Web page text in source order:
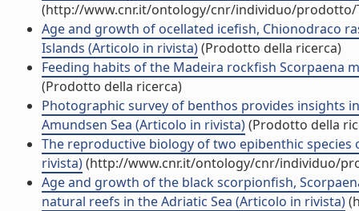
(http://www.cnr.it/ontology/cnr/individuo/prodotto/
Age and growth of ocellated icefish, Chionodraco
Islands (Articolo in rivista)(Prodotto della ricerca)
Feeding habits of the Madeira rockfish Scorpaena
(Prodotto della ricerca)
Photographic survey of benthos provides insights
Amundsen Sea (Articolo in rivista)(Prodotto della
The reproductive biology of two epibenthic
rivista)(http://www.cnr.it/ontology/cnr/individuo/
Age and growth of the black scorpionfish,
natural reefs in the Adriatic Sea (Articolo in rivista)